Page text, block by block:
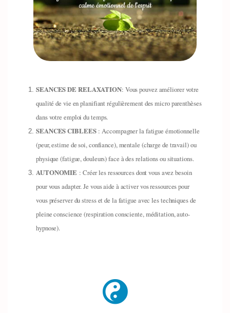
SEANCES DE RELAXATION: Vous pouvez améliorer votre
qualité de vie en planifiant régulièrement des micro parenthèses
dans votre emploi du temps.
SEANCES CIBLEES: Accompagner la fatigue émotionnelle
(peur, estime de soi, confiance), mentale (charge de travail) ou
physique (fatigue, douleurs) face à des relations ou situations.
AUTONOMIE : Créer les ressources dont vous avez besoin
pour vous adapter. Je vous aide à activer vos ressources pour
vous préserver du stress et de la fatigue avec les techniques de
pleine conscience (respiration consciente, méditation, auto-
hypnose).